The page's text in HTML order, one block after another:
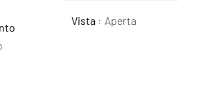
Vista Aperta